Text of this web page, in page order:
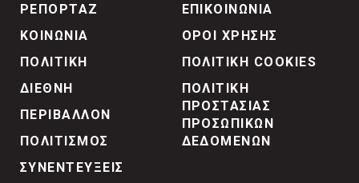
ΡΕΠΟΡΤΑΖ
ΚΟΙΝΩΝΙΑ
ΠΟΛΙΤΙΚΗ
ΔΙΕΘΝΗ
ΠΕΡΙΒΑΛΛΟΝ
ΠΟΛΙΤΙΣΜΟΣ
ΣΥΝΕΝΤΕΥΞΕΙΣ
ΕΠΙΚΟΙΝΩΝΙΑ
ΟΡΟΙ ΧΡΗΣΗΣ
ΠΟΛΙΤΙΚΗ COOKIES
ΠΟΛΙΤΙΚΗ
ΠΡΟΣΤΑΣΙΑΣ
ΠΡΟΣΩΠΙΚΩΝ
ΔΕΔΟΜΕΝΩΝ